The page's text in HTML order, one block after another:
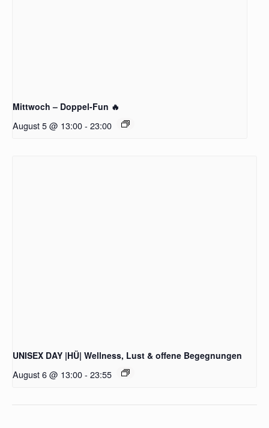
Mittwoch – Doppel-Fun 🔥
August 5 @ 13:00- 23:00
UNISEX DAY |HÜ| Wellness, Lust & offene Begegnungen
August 6 @ 13:00- 23:55